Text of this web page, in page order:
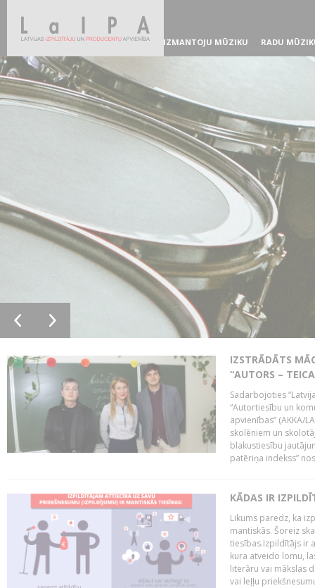
IZMANTOJU MŪZIKU RADU
IZSTRĀDĀTS
“AUTORS –
Sadarbojoties
“Autortiesību un
apvienības” (AKKA/
skolēniem un
blakustiesību
patēriņa indekss”
KĀDAS IR
Likums paredz, ka
mantiskās. Šoreiz
tiesības.Izpildītājs ir
kura atveido lomu,
literāru vai mākslas
vai leļļu